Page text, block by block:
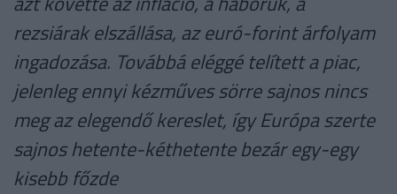
rezsiárak elszállása, az euró-forint árfolyam
ingadozása. Továbbá eléggé telített a piac,
jelenleg ennyi kézműves sörre sajnos nincs
meg az elegendő kereslet, így Európa szerte
sajnos hetente-kéthetente bezár egy-egy
kisebb főzde